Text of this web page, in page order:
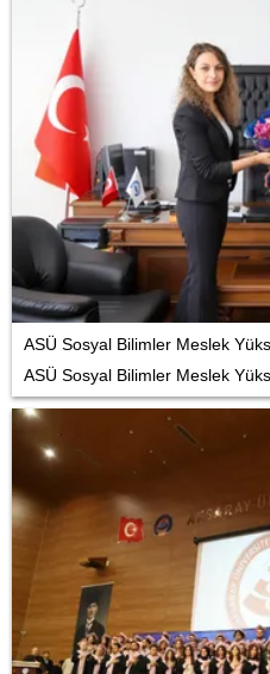
ASÜ Sosyal Bilimler Meslek
ASÜ Sosyal Bilimler Meslek